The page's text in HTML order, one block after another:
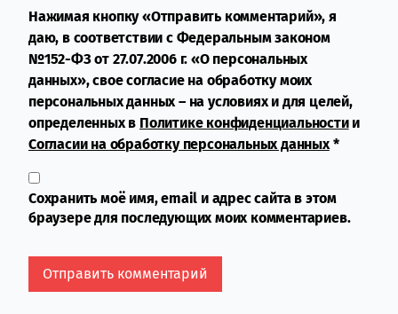
Нажимая кнопку «Отправить комментарий», я
даю, в соответствии с Федеральным законом
№152-ФЗ от 27.07.2006 г. «О персональных
данных», свое согласие на обработку моих
персональных данных – на условиях и для целей,
определенных в Политике конфиденциальностии
Согласии на обработку персональных данных*
Сохранить моё имя, email и адрес сайта в этом
браузере для последующих моих комментариев.